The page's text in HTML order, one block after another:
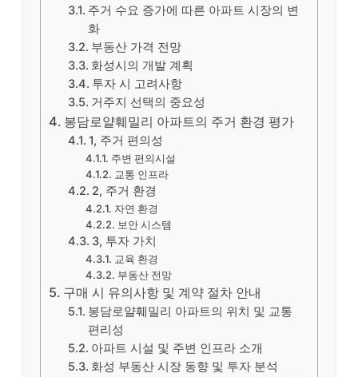
주거 수요 증가에 따른 아파트 시장의 변
화
부동산 가격 전망
화성시의 개발 계획
투자 시 고려사항
거주지 선택의 중요성
봉담로얄훼밀리 아파트의 주거 환경 평가
1, 주거 편의성
주변 편의시설
교통 인프라
2, 주거 환경
자연 환경
보안 시스템
3, 투자 가치
교육 환경
부동산 전망
구매 시 유의사항 및 계약 절차 안내
봉담로얄훼밀리 아파트의 위치 및 교통
편리성
아파트 시설 및 주변 인프라 소개
화성 부동산 시장 동향 및 투자 분석